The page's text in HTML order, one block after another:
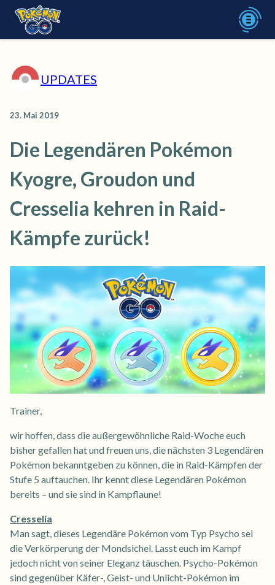
UPDATES
23. Mai 2019
Die Legendären Pokémon
Kyogre, Groudon und
Cresselia kehren in Raid-
Kämpfe zurück!
Trainer,
wir hoffen, dass die außergewöhnliche Raid-Woche euch
bisher gefallen hat und freuen uns, die nächsten 3 Legendären
Pokémon bekanntgeben zu können, die in Raid-Kämpfen der
Stufe 5 auftauchen. Ihr kennt diese Legendären Pokémon
bereits – und sie sind in Kampflaune!
Cresselia
Man sagt, dieses Legendäre Pokémon vom Typ Psycho sei
die Verkörperung der Mondsichel. Lasst euch im Kampf
jedoch nicht von seiner Eleganz täuschen. Psycho-Pokémon
sind gegenüber Käfer-, Geist- und Unlicht-Pokémon im